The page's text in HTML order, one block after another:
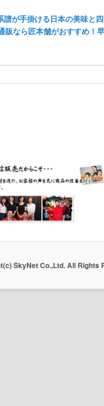
譜が手掛ける日本の美味と四
販なら匠本舗がおすすめ！
SkyNet Co.,Ltd. All Rights